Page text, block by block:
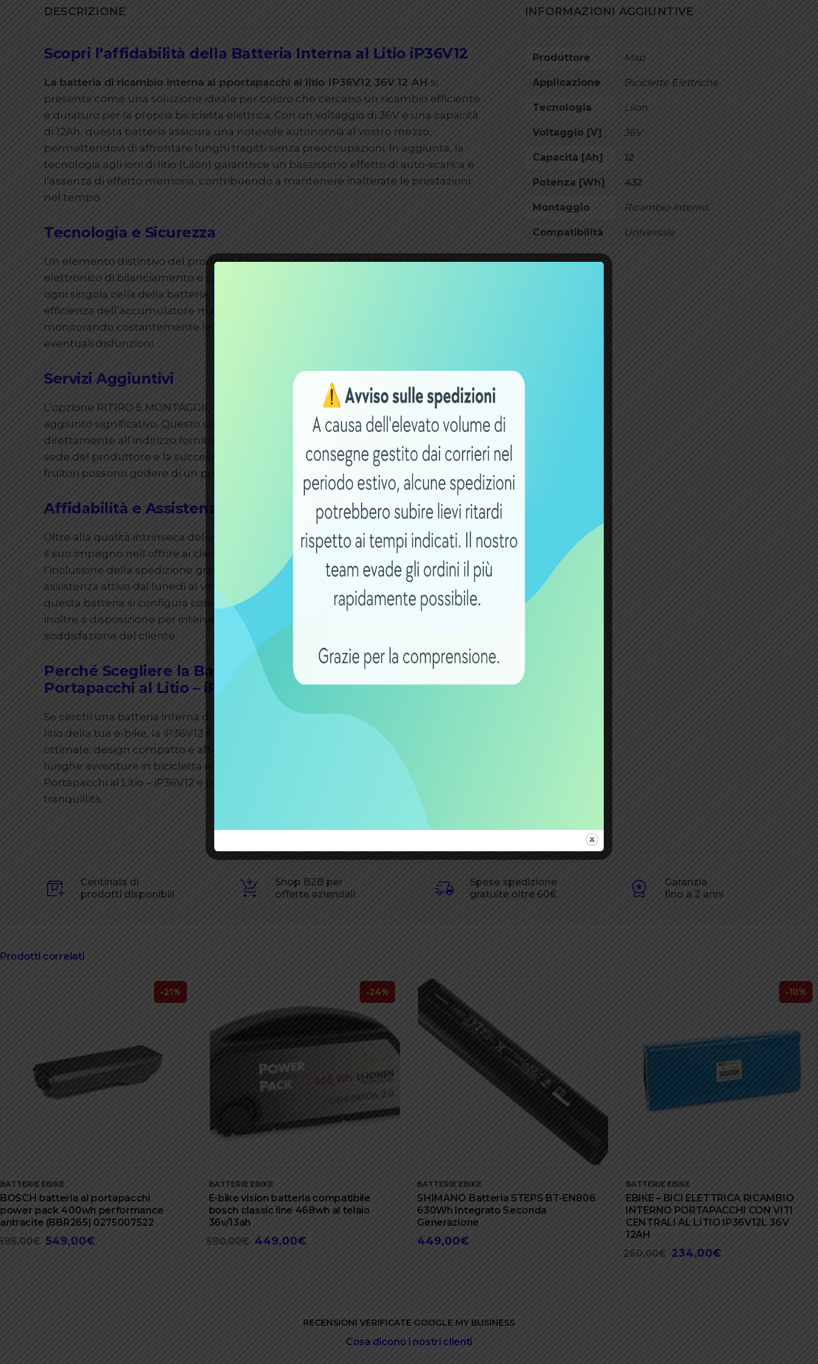
DESCRIZIONE
Scopri l’affidabilità della Batteria Interna al Litio iP36V12
La batteria di ricambio interna al pportapacchi al litio IP36V12 36V 12 AH si
presenta come una soluzione ideale per coloro che cercano un ricambio efficiente
e duraturo per la propria bicicletta elettrica. Con un voltaggio di 36V e una capacità
di 12Ah, questa batteria assicura una notevole autonomia al vostro mezzo,
permettendovi di affrontare lunghi tragitti senza preoccupazioni. In aggiunta, la
tecnologia agli ioni di litio (LiIon) garantisce un bassissimo effetto di auto-scarica e
l’assenza di effetto memoria, contribuendo a mantenere inalterate le prestazioni
nel tempo.
Tecnologia e Sicurezza
Un elemento distintivo del prodotto è l’inclusione di un BMS interno (sistema
elettronico di bilanciamento e controllo), il quale ha lo scopo di gestire la tensione di
ogni singola cella della batteria. Questo sistema assicura non solo una maggiore
efficienza dell’accumulatore ma contribuisce anche a salvaguardare la sicurezza,
monitorando costantemente le condizioni di funzionamento e prevenendo
eventuali disfunzioni.
Servizi Aggiuntivi
L’opzione RITIRO E MONTAGGIO offerta dal produttore rappresenta un valore
aggiunto significativo. Questo servizio prevede il ritiro della vecchia batteria
direttamente all’indirizzo fornito dal cliente, il montaggio della nuova unità presso la
sede del produttore e la successiva spedizione al cliente. Grazie a questa comodità, i
fruitori possono godere di un processo di sostituzione fluido e senza interruzioni.
Affidabilità e Assistenza
Oltre alla qualità intrinseca della batteria, l’azienda produttrice Map si distingue per
il suo impegno nell’offrire ai clienti un’esperienza di acquisto esemplare. Con
l’inclusione della spedizione gratuita in Italia per ordini superiori a 60€, un servizio di
assistenza attivo dal lunedì al venerdì e opzioni di pagamento sicure, l’acquisto di
questa batteria si configura come una scelta senza rischi. I tecnici dell’azienda sono
inoltre a disposizione per interventi post-vendita, confermando l’attenzione verso la
soddisfazione del cliente.
Perché Scegliere la Batteria Interna di Ricambio per
Portapacchi al Litio – iP36V12
Se cerchi una batteria interna di ricambio affidabile e potente per il portapacchi al
litio della tua e-bike, la iP36V12 è la scelta ideale. Con la sua compatibilità, capacità
ottimale, design compatto e affidabilità, questa batteria ti offre la tranquillità di
lunghe avventure in bicicletta elettrica. Investi nella Batteria Interna di Ricambio per
Portapacchi al Litio – iP36V12 e preparati a esplorare nuovi percorsi con fiducia e
tranquillità.
INFORMAZIONI AGGIUNTIVE
Produttore Map
Applicazione Biciclette Elettriche
Tecnologia LiIon
Voltaggio [V] 36V
Capacità [Ah] 12
Potenza [Wh] 432
Montaggio Ricambio interno
Compatibilità Universale
Centinaia di
prodotti disponibili
Shop B2B per
offerte aziendali
Spese spedizione
gratuite oltre 60€
Garanzia
fino a 2 anni
Prodotti correlati
-21%
BATTERIE EBIKE
BOSCH batteria al portapacchi
power pack 400wh performance
antracite (BBR265) 0275007522
€ Il
549,00€
-24%
BATTERIE EBIKE
E-bike vision batteria compatibile
bosch classic line 468wh al telaio
36v/13ah
590,00€ Il
449,00€Il
BATTERIE EBIKE
SHIMANO Batteria STEPS BT-EN806
630Wh Integrato Seconda
Generazione
449,00€
-10%
BATTERIE EBIKE
EBIKE – BICI ELETTRICA RICAMBIO
INTERNO PORTAPACCHI CON VITI
CENTRALI AL LITIO IP36V12L 36V
12AH
260,00€ Il
234,00€
RECENSIONI VERIFICATE GOOGLE MY BUSINESS
Cosa dicono i nostri clienti